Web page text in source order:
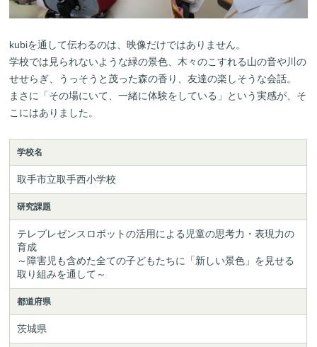
kubiを通して伝わるのは、映像だけではありません。
学校では見られないような緑の景色、木々のこすれる山の音や川の
せせらぎ、うっそうと茂った森の香り、友達の楽しそうな会話。
まさに「その場にいて、一緒に体験をしている」という実感が、そ
こにはありました。
学校名
取手市立取手西小学校
研究課題
テレプレゼンスロボットの活用による児童の思考力・表現力の
育成
～障害児も含めた全ての子どもたちに「新しい景色」を見せる
取り組みを通して～
都道府県
茨城県